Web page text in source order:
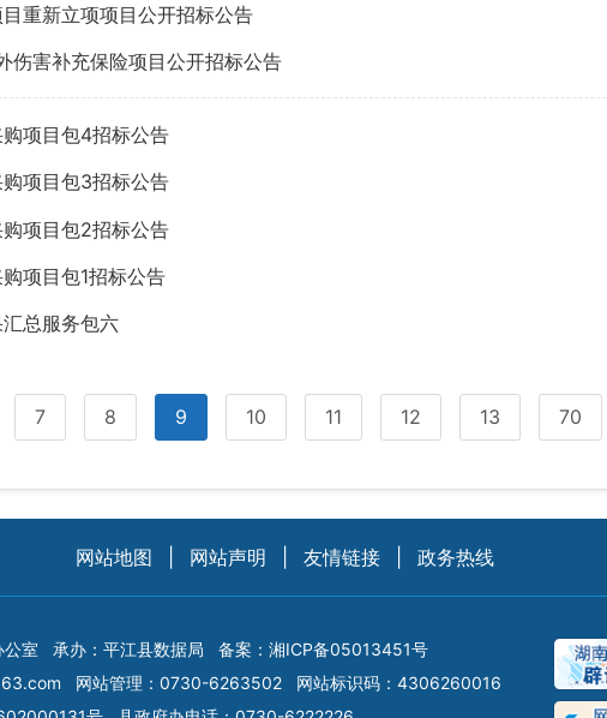
重新立项项目公开招标公告
伤害补充保险项目公开招标公告
项目包4招标公告
项目包3招标公告
项目包2招标公告
项目包1招标公告
总服务包六
7 8 9 10 11 12 13 70
网站地图 网站声明 友情链接 政务热线
公室 承办：平江县数据局 备案： 湘ICP备05013451号
网站管理：0730-6263502
网站标识码：4306260016